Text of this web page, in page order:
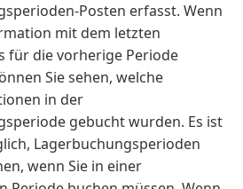
Posten erfasst. Wenn
mit dem letzten
für die vorherige Periode
Sie sehen, welche
in der
gebucht wurden. Es ist
Lagerbuchungsperioden
wenn Sie in einer